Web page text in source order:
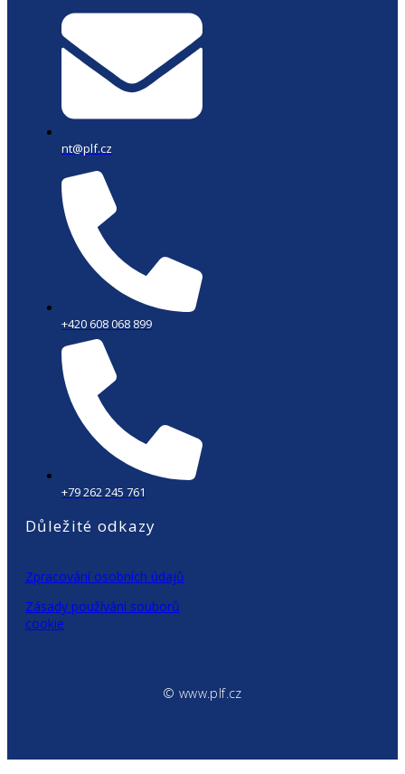
nt@plf.cz
+420 608 068 899
+79 262 245 761
Důležité odkazy
Zpracování osobních údajů
Zásady používání souborů
cookie
© www.plf.cz